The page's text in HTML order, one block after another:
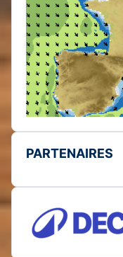
PARTENAIRES